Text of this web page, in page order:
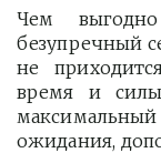
Чем
безупречный
не
время и
ожидания,